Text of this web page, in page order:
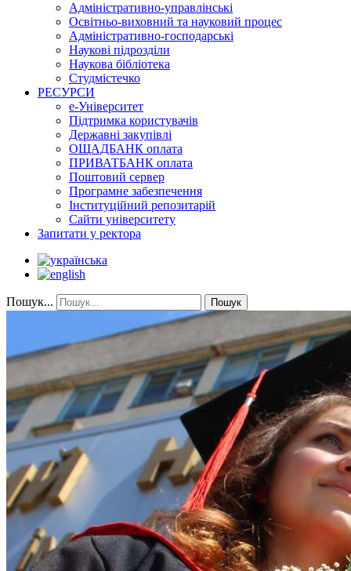
Адміністративно-управлінські
Освітньо-виховний та науковий процес
Адміністративно-господарські
Наукові підрозділи
Наукова бібліотека
Студмістечко
РЕСУРСИ
е-Університет
Підтримка користувачів
Державні закупівлі
ОЩАДБАНК оплата
ПРИВАТБАНК оплата
Поштовий сервер
Програмне забезпечення
Інституційний репозитарій
Сайти університету
Запитати у ректора
Пошук... Пошук